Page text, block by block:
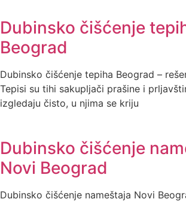
Dubinsko čišćenje
Beograd
Dubinsko čišćenje tepiha Beograd –
Tepisi su tihi sakupljači prašine i
izgledaju čisto, u njima se kriju
Dubinsko čišćenje
Novi Beograd
Dubinsko čišćenje nameštaja Novi